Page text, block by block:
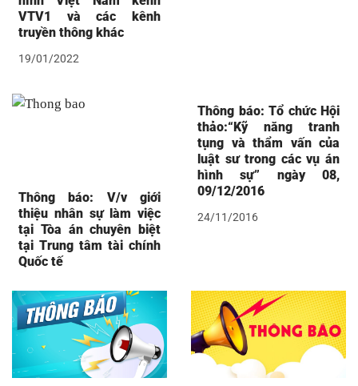
VTV1 và các kênh
truyền thông khác
19/01/2022
Thông báo: V/v giới
thiệu nhân sự làm việc
tại Tòa án chuyên biệt
tại Trung tâm tài chính
Quốc tế
Thông báo: Tổ chức Hội
thảo:“Kỹ năng tranh
tụng và thẩm vấn của
luật sư trong các vụ án
hình sự” ngày 08,
09/12/2016
24/11/2016